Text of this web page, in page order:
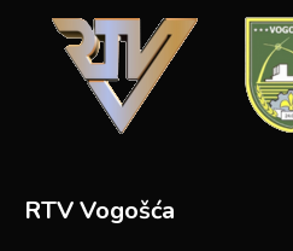
RTV Vogošća